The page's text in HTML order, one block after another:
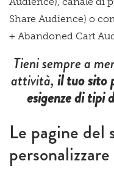
Share Audience) o
+ Abandoned Cart
Tieni sempre a
attività, il tuo sito
esigenze di tipi
Le pagine del